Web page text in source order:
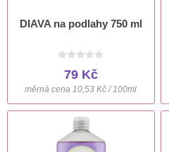
DIAVA na podlahy 750 ml
79 Kč
měrná cena 10,53 Kč / 100ml